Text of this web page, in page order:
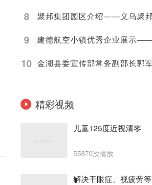
8
9
10
精彩视频
儿童125度近视清零
55870次播放
解决干眼症、视疲劳等